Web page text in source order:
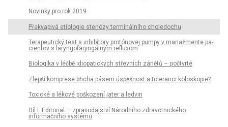
Novinky pro rok 2019
Překvapivá etiologie stenózy terminálního choledochu
Terapeutický test s inhibítory protónovej pumpy v manažmente pa­
cientov s laryngofaryngálnym refluxom
Biologika v léčbě idiopatických střevních zánětů – počtvrté
Zlepší komprese břicha pásem úspěšnost a toleranci koloskopie?
Toxické a lékové poškození jater a ledvin
Díl I. Editorial – zpravodajství Národního zdravotnického
informačního systému